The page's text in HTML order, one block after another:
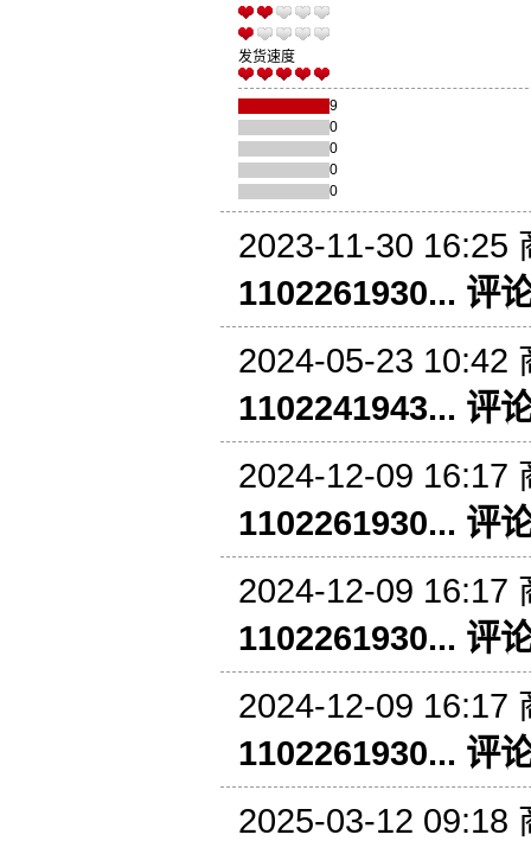
发货速度
9
0
0
0
0
2023-11-30 16:25
1102261930... 评
2024-05-23 10:42
1102241943... 评
2024-12-09 16:17
1102261930... 评
2024-12-09 16:17
1102261930... 评
2024-12-09 16:17
1102261930... 评
2025-03-12 09:18